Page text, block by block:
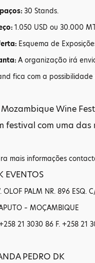
30 Stands.
1.050 USD ou 30.000
Esquema de
A organização irá
fica com a
Wine
festival com uma
mais informações
EVENTOS
OLOF PALM NR. 896 ESQ.
– MOÇAMBIQUE
21 3030 86 F. +258 21
PEDRO DK